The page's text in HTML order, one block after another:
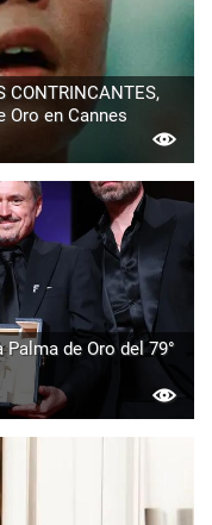
Oro en Cannes
Palma de Oro del 79°